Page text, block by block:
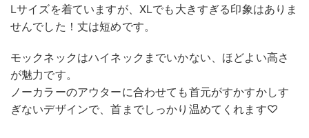
Lサイズを着ていますが、XLでも大きすぎる印象はありま
せんでした！丈は短めです。
モックネックはハイネックまでいかない、ほどよい高さ
が魅力です。
ノーカラーのアウターに合わせても首元がすかすかしす
ぎないデザインで、首までしっかり温めてくれます♡